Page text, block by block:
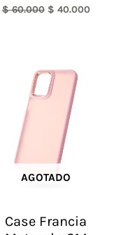
$60.000 $ 40.000
AGOTADO
Case Francia